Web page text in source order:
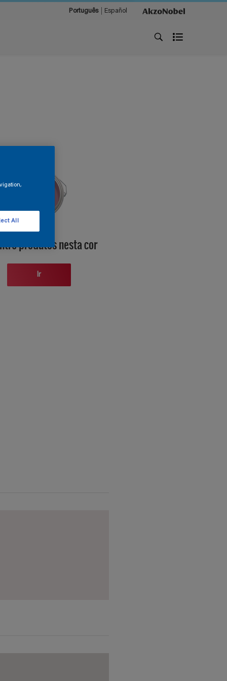
Português Español
produtos nesta cor
Ir
All